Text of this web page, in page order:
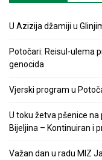
U Azizija džamiji u
Potočari: Reisul-ulema
genocida
Vjerski program u
U toku žetva pšenice
Bijeljina – Kontinuiran i
Važan dan u radu MIZ